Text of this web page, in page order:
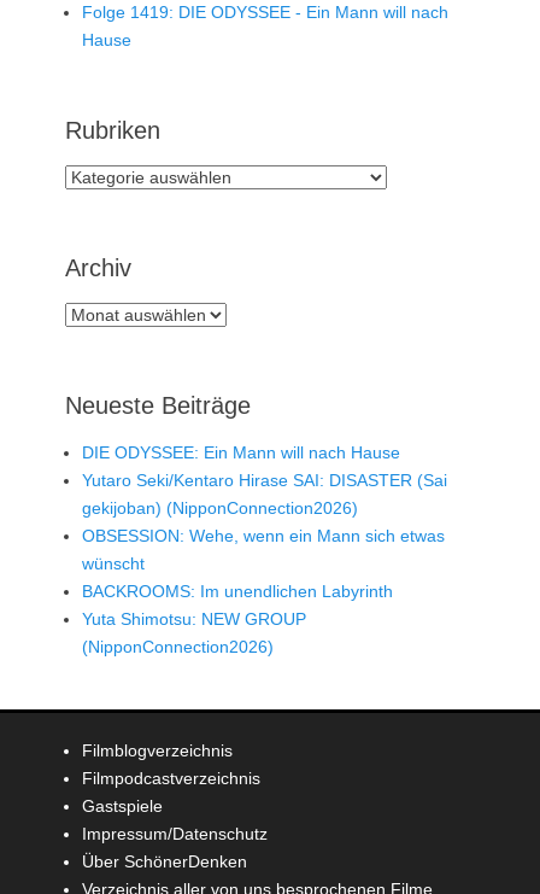
Folge 1419: DIE ODYSSEE - Ein Mann will nach
Hause
Rubriken
Rubriken
Archiv
Archiv
Neueste Beiträge
DIE ODYSSEE: Ein Mann will nach Hause
Yutaro Seki/Kentaro Hirase SAI: DISASTER (Sai
gekijoban) (NipponConnection2026)
OBSESSION: Wehe, wenn ein Mann sich etwas
wünscht
BACKROOMS: Im unendlichen Labyrinth
Yuta Shimotsu: NEW GROUP
(NipponConnection2026)
Filmblogverzeichnis
Filmpodcastverzeichnis
Gastspiele
Impressum/Datenschutz
Über SchönerDenken
Verzeichnis aller von uns besprochenen Filme